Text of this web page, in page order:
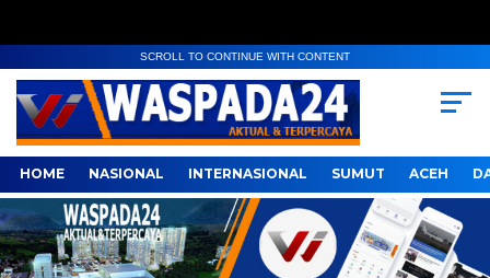
SCROLL TO CONTINUE WITH CONTENT
HOME NASIONAL INTERNASIONAL SUMUT ACEH